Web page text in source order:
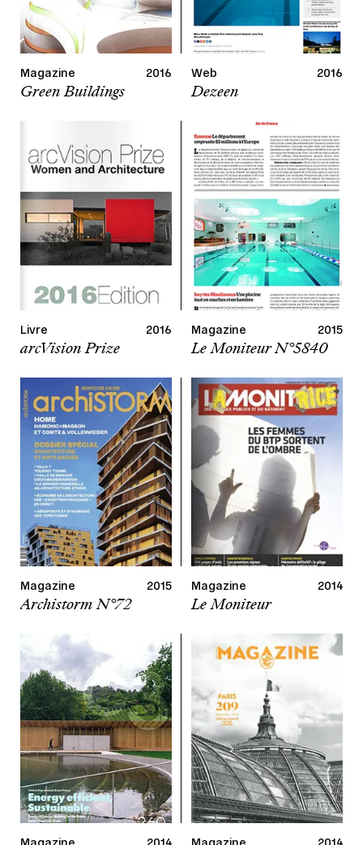
Magazine 2016
Green Buildings
Web 2016
Dezeen
Livre 2016
arcVision Prize
Magazine 2015
Le Moniteur N°5840
Magazine 2015
Archistorm N°72
Magazine 2014
Le Moniteur
Magazine 2014 Magazine 2014